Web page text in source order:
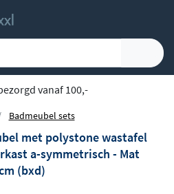
vanaf 100,-
Badmeubel sets
met polystone wastafel
a-symmetrisch - Mat
(bxd)